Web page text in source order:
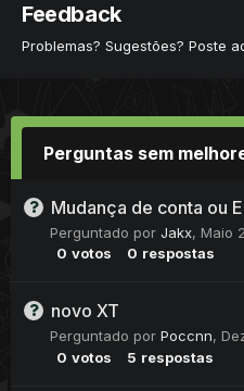
Feedback
Problemas? Sugestões? Poste
Perguntas sem
Mudança de conta ou
Perguntado por Jakx, Maio
0 votos 0 respostas
novo XT
Perguntado por Poccnn,
0 votos 5 respostas